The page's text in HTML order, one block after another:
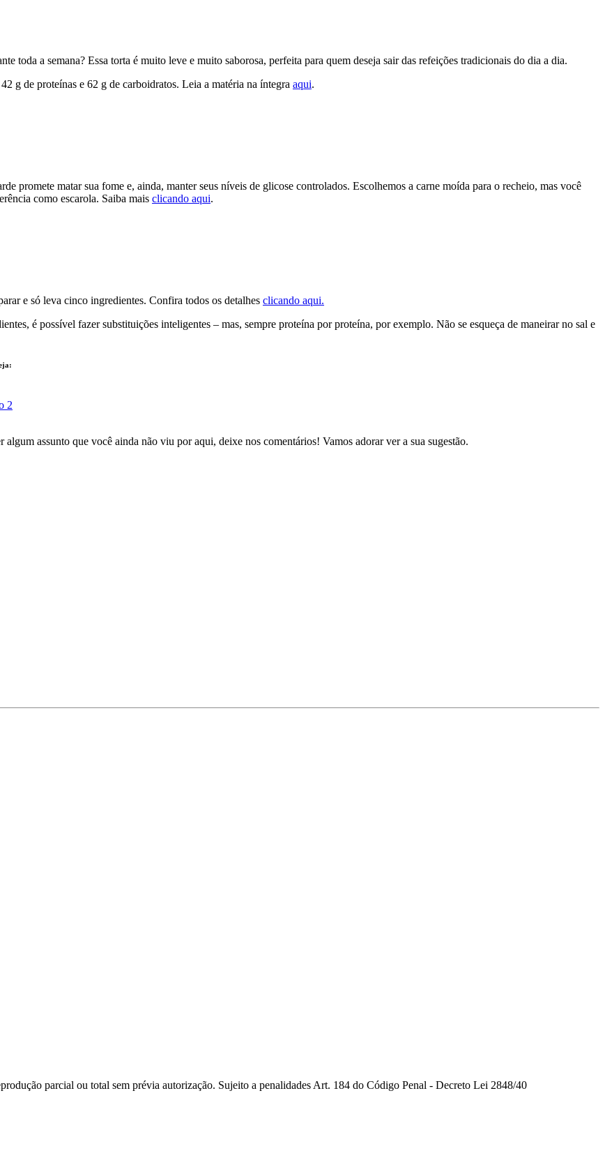
toda a semana? Essa torta é muito leve e muito saborosa, perfeita para quem deseja sair das refeições tradicionais do dia a dia.
g de proteínas e 62 g de carboidratos. Leia a matéria na íntegra aqui.
promete matar sua fome e, ainda, manter seus níveis de glicose controlados. Escolhemos a carne moída para o recheio, mas você
como escarola. Saiba mais clicando aqui.
e só leva cinco ingredientes. Confira todos os detalhes clicando aqui.
é possível fazer substituições inteligentes – mas, sempre proteína por proteína, por exemplo. Não se esqueça de maneirar no sal e
2
algum assunto que você ainda não viu por aqui, deixe nos comentários! Vamos adorar ver a sua sugestão.
parcial ou total sem prévia autorização. Sujeito a penalidades Art. 184 do Código Penal - Decreto Lei 2848/40